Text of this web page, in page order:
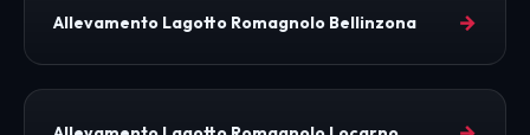
Allevamento Lagotto Romagnolo Bellinzona →